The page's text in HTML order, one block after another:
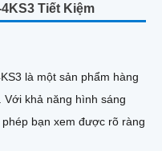
Tiết Kiệm
là một sản phẩm hàng
bạn xem được rõ ràng